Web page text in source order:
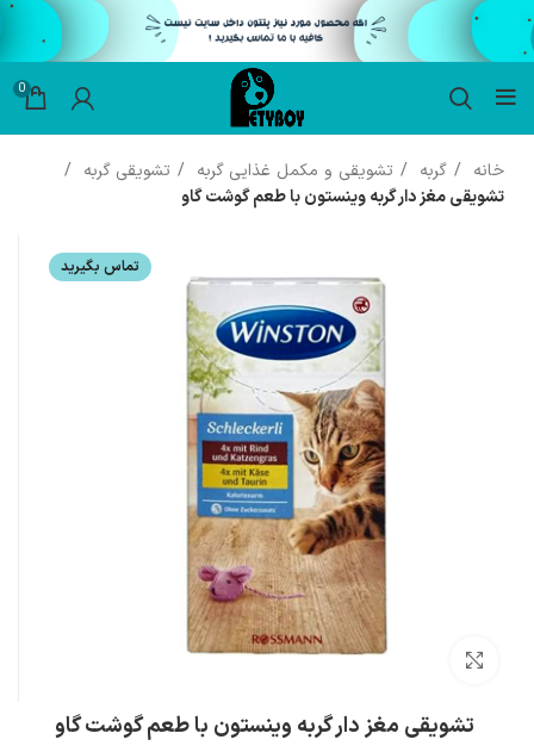
0
خانه گربه تشویقی و مکمل غذایی گربه
تشویقی گربه
تشویقی مغز دار گربه وینستون با طعم گوشت گاو
تماس بگیرید
بزرگنمایی تصویر
تشویقی مغز دار گربه وینستون با طعم گوشت گاو